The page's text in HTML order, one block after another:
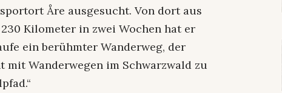
Åre ausgesucht. Von dort aus
Kilometer in zwei Wochen hat er
ein berühmter Wanderweg, der
mit Wanderwegen im Schwarzwald zu